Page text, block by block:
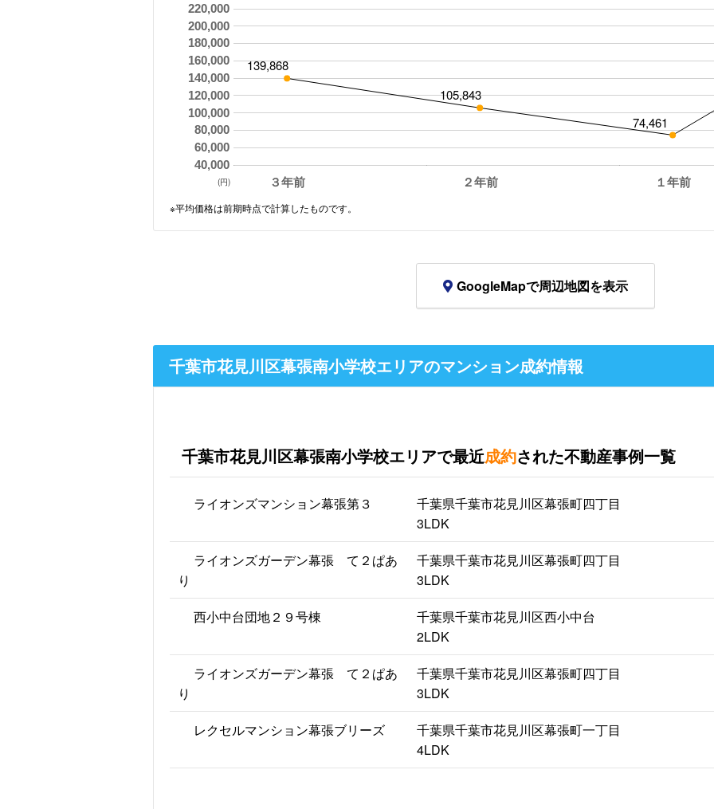
３年前 ２年前 １年前
40,000
60,000
80,000
100,000
120,000
140,000
160,000
180,000
200,000
220,000
139,868
105,843
74,461
(円)
※平均価格は前期時点で計算したものです。
GoogleMapで周辺地図を表示
千葉市花見川区幕張南小学校エリアのマンション成約情報
千葉市花見川区幕張南小学校エリアで最近成約された不動産事例一覧
ライオンズマンション幕張第３
千葉県千葉市花見川区幕張町四丁目
3LDK
ライオンズガーデン幕張 て２ぱあ
り
千葉県千葉市花見川区幕張町四丁目
3LDK
西小中台団地２９号棟
千葉県千葉市花見川区西小中台
2LDK
ライオンズガーデン幕張 て２ぱあ
り
千葉県千葉市花見川区幕張町四丁目
3LDK
レクセルマンション幕張ブリーズ
千葉県千葉市花見川区幕張町一丁目
4LDK